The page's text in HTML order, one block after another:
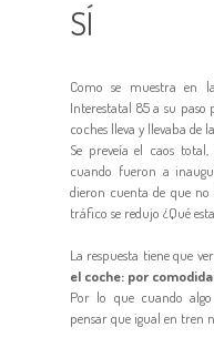
SÍ
Como se muestra en
Interestatal 85 a su paso
coches lleva y llevaba de
Se preveía el caos
cuando fueron a
dieron cuenta de que no
tráfico se redujo ¿Qué
La respuesta tiene que
el coche: por
Por lo que cuando
pensar que igual en tren